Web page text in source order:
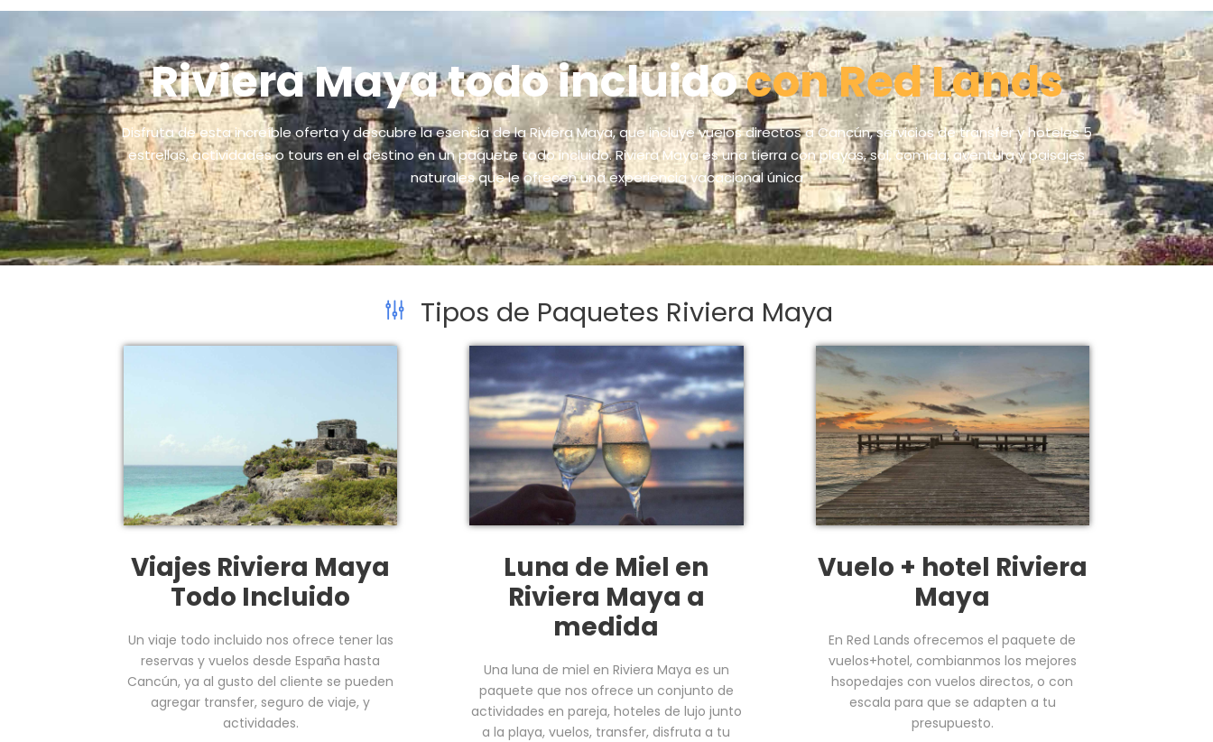
Riviera Maya todo incluidocon Red Lands
Disfruta de esta increíble oferta y descubre la esencia de la Riviera Maya, que incluye vuelos directos a Cancún, servicios de transfer y hoteles 5
estrellas, actividades o tours en el destino en un paquete todo incluido. Riviera Maya es una tierra con playas, sol, comida, aventura y paisajes
naturales que le ofrecen una experiencia vacacional única
Tipos de Paquetes Riviera Maya
Viajes Riviera Maya
Todo Incluido
Un viaje todo incluido nos ofrece tener las
reservas y vuelos desde España hasta
Cancún, ya al gusto del cliente se pueden
agregar transfer, seguro de viaje, y
actividades.
Luna de Miel en
Riviera Maya a
medida
Una luna de miel en Riviera Maya es un
paquete que nos ofrece un conjunto de
actividades en pareja, hoteles de lujo junto
a la playa, vuelos, transfer, disfruta a tu
Vuelo + hotel Riviera
Maya
En Red Lands ofrecemos el paquete de
vuelos+hotel, combianmos los mejores
hsopedajes con vuelos directos, o con
escala para que se adapten a tu
presupuesto.